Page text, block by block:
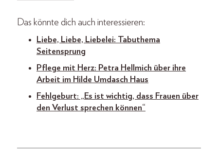
Das könnte dich auch interessieren:
Liebe, Liebe, Liebelei: Tabuthema
Seitensprung
Pflege mit Herz: Petra Hellmich über ihre
Arbeit im Hilde Umdasch Haus
Fehlgeburt: „Es ist wichtig, dass Frauen über
den Verlust sprechen können“